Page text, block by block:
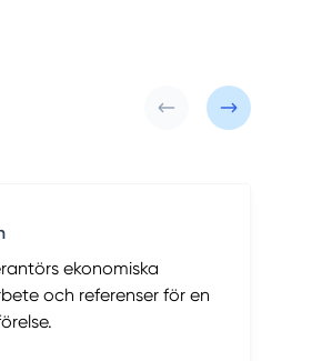
ekonomiska
och referenser för en